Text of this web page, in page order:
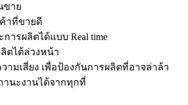
ขาย
าที่ขายดี
ารผลิตได้แบบ Real time
ตได้ล่วงหน้า
ามเสี่ยง เพื่อป้องกันการผลิตที่อาจล่าล้า
านะงานได้จากทุกที่